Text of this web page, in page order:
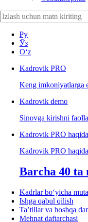
Ру
Ўз
Oʻz
Kadrovik PRO
Keng imkoniyatlarga
Kadrovik demo
Sinovga kirishni
Kadrovik PRO haqida
Kadrovik PRO
Barcha 40 ta
Kadrlar boʻyicha
Ishga qabul qilish
Ta’tillar va boshqa
Mehnat daftarchasi